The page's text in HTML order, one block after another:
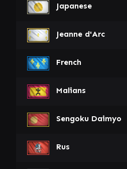
Japanese
Jeanne d'Arc
French
Malians
Sengoku Daimyo
Rus